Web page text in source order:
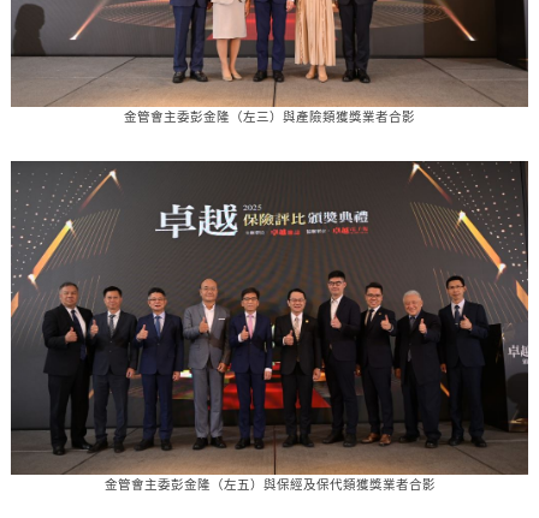
金管會主委彭金隆（左三）與產險類獲獎業者合影
金管會主委彭金隆（左五）與保經及保代類獲獎業者合影